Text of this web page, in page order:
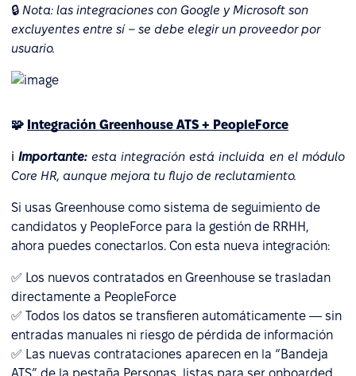
🔒 Nota: las integraciones con Google y Microsoft son
excluyentes entre sí – se debe elegir un proveedor por
usuario.
🧩 Integración Greenhouse ATS + PeopleForce
ℹ️Importante: esta integración está incluida en el módulo
Core HR, aunque mejora tu flujo de reclutamiento.
Si usas Greenhouse como sistema de seguimiento de
candidatos y PeopleForce para la gestión de RRHH,
ahora puedes conectarlos. Con esta nueva integración:
✅ Los nuevos contratados en Greenhouse se trasladan
directamente a PeopleForce
✅ Todos los datos se transfieren automáticamente — sin
entradas manuales ni riesgo de pérdida de información
✅ Las nuevas contrataciones aparecen en la “Bandeja